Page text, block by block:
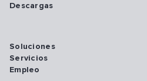
Descargas
Soluciones
Servicios
Empleo